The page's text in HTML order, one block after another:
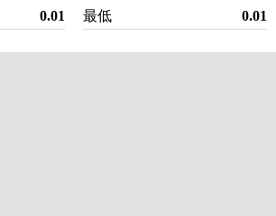
0.01 最低 0.01